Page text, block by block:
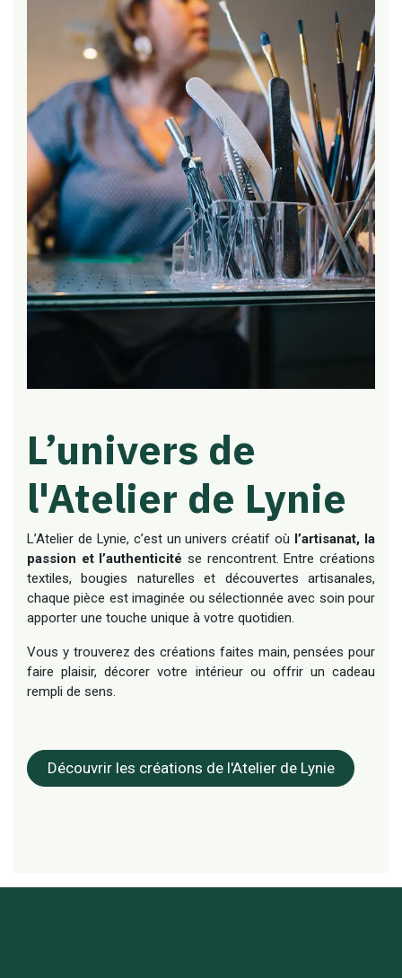
L’univers de
l'Atelier de Lynie
L’Atelier de Lynie, c’est un univers créatif où l’artisanat, la
passion et l’authenticité se rencontrent. Entre créations
textiles, bougies naturelles et découvertes artisanales,
chaque pièce est imaginée ou sélectionnée avec soin pour
apporter une touche unique à votre quotidien.
Vous y trouverez des créations faites main, pensées pour
faire plaisir, décorer votre intérieur ou offrir un cadeau
rempli de sens.
Découvrir les créations de l'Atelier de Lynie